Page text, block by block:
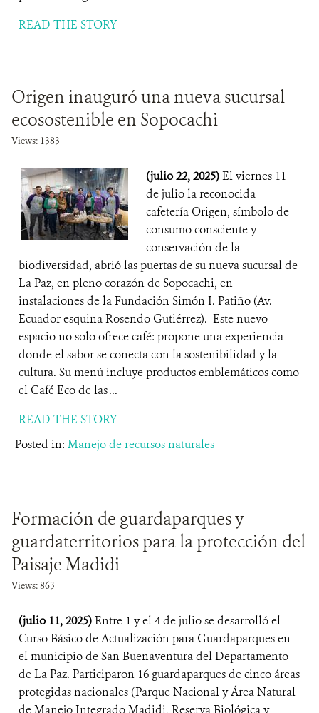
READ THE STORY
Origen inauguró una nueva sucursal
ecosostenible en Sopocachi
Views: 1383
(julio 22, 2025)El viernes 11
de julio la reconocida
cafetería Origen, símbolo de
consumo consciente y
conservación de la
biodiversidad, abrió las puertas de su nueva sucursal de
La Paz, en pleno corazón de Sopocachi, en
instalaciones de la Fundación Simón I. Patiño (Av.
Ecuador esquina Rosendo Gutiérrez). Este nuevo
espacio no solo ofrece café: propone una experiencia
donde el sabor se conecta con la sostenibilidad y la
cultura. Su menú incluye productos emblemáticos como
el Café Eco de las ...
READ THE STORY
Posted in: Manejo de recursos naturales
Formación de guardaparques y
guardaterritorios para la protección del
Paisaje Madidi
Views: 863
(julio 11, 2025)Entre 1 y el 4 de julio se desarrolló el
Curso Básico de Actualización para Guardaparques en
el municipio de San Buenaventura del Departamento
de La Paz. Participaron 16 guardaparques de cinco áreas
protegidas nacionales (Parque Nacional y Área Natural
de Manejo Integrado Madidi, Reserva Biológica y